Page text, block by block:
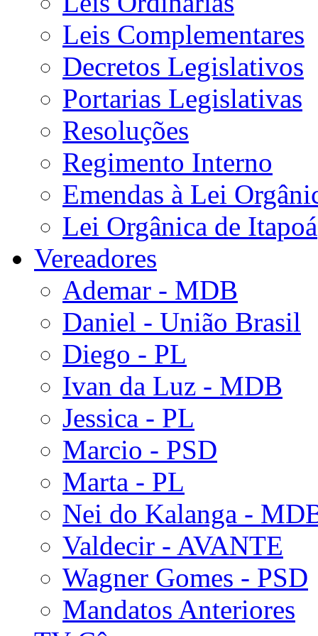
Leis Complementares
Decretos Legislativos
Portarias Legislativas
Resoluções
Regimento Interno
Emendas à Lei
Lei Orgânica de Itapoá
Vereadores
Ademar - MDB
Daniel - União Brasil
Diego - PL
Ivan da Luz - MDB
Jessica - PL
Marcio - PSD
Marta - PL
Nei do Kalanga -
Valdecir - AVANTE
Wagner Gomes - PSD
Mandatos Anteriores